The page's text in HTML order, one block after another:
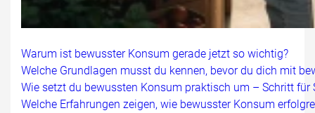
Warum ist bewusster Konsum gerade jetzt so wichtig?
Welche Grundlagen musst du kennen, bevor du dich mit
Wie setzt du bewussten Konsum praktisch um – Schritt für
Welche Erfahrungen zeigen, wie bewusster Konsum